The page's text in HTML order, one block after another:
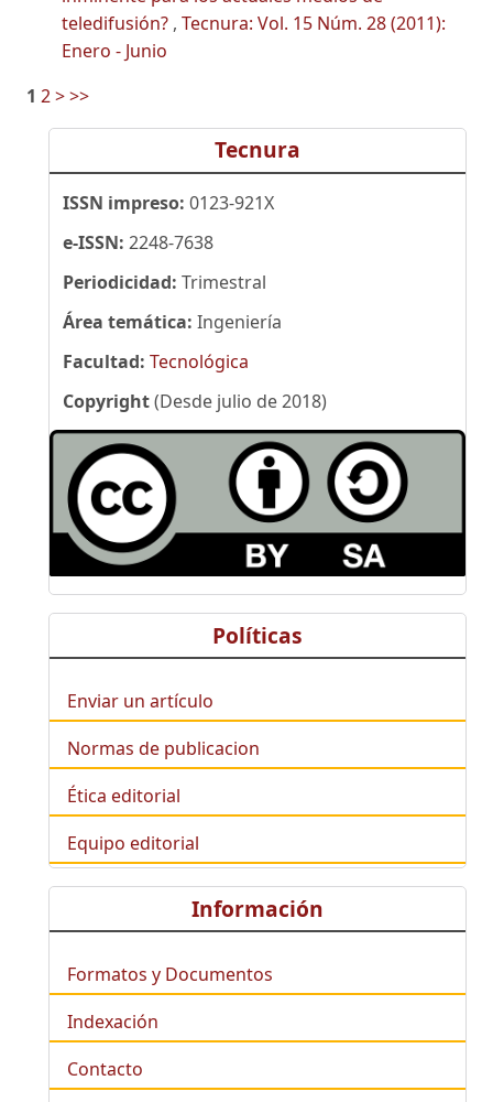
teledifusión? , Tecnura: Vol. 15 Núm. 28 (2011):
Enero - Junio
1 2>>>
Tecnura
ISSN impreso: 0123-921X
e-ISSN: 2248-7638
Periodicidad: Trimestral
Área temática: Ingeniería
Facultad: Tecnológica
Copyright(Desde julio de 2018)
Políticas
Enviar un artículo
Normas de publicacion
Ética editorial
Equipo editorial
Información
Formatos y Documentos
Indexación
Contacto